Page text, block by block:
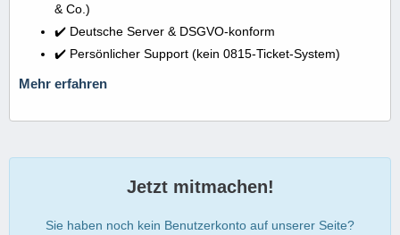
& Co.)
✔️ Deutsche Server & DSGVO-konform
✔️ Persönlicher Support (kein 0815-Ticket-System)
Mehr erfahren
Jetzt mitmachen!
Sie haben noch kein Benutzerkonto auf unserer Seite?